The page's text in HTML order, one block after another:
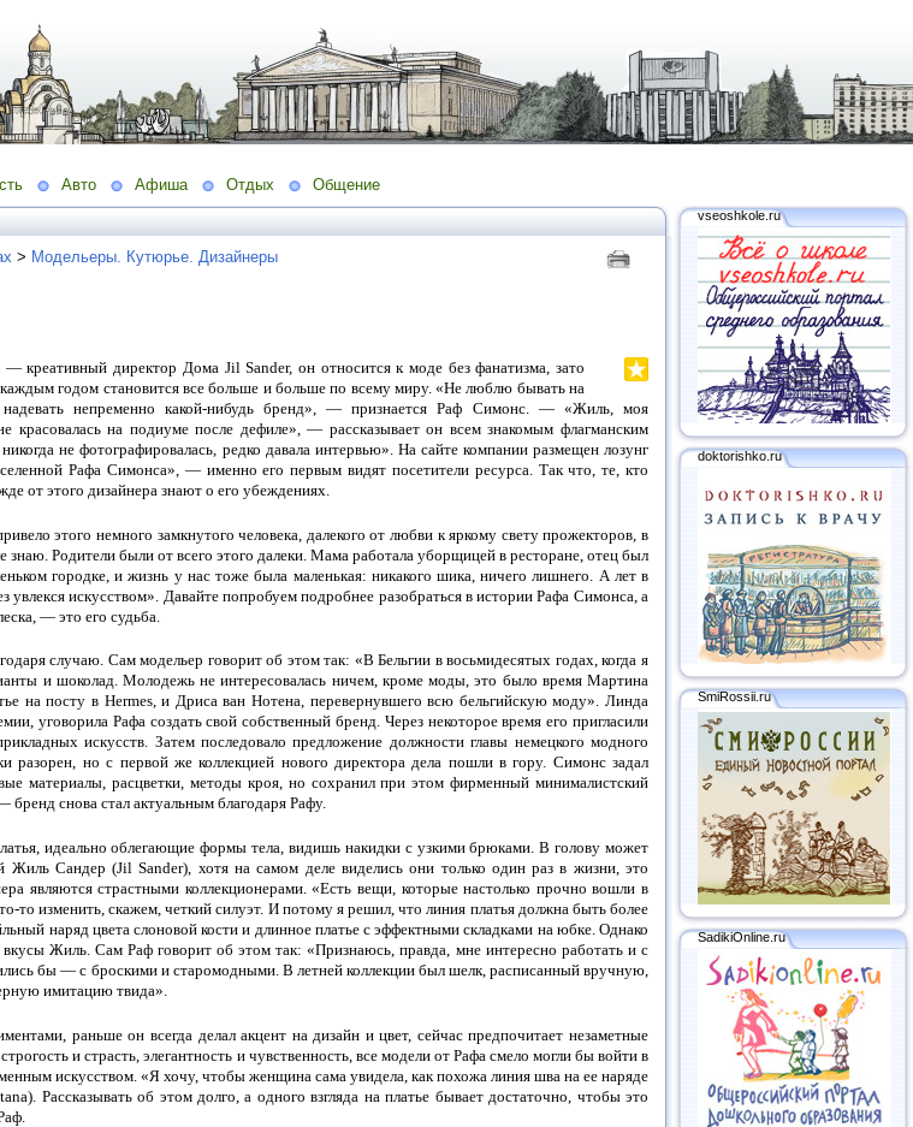
Авто Афиша Отдых Общение
> Модельеры. Кутюрье. Дизайнеры
креативный директор Дома Jil Sander, он относится к моде без фанатизма, зато
каждым годом становится все больше и больше по всему миру. «Не люблю бывать на
непременно какой-нибудь бренд», — признается Раф Симонс. — «Жиль, моя
красовалась на подиуме после дефиле», — рассказывает он всем знакомым флагманским
не фотографировалась, редко давала интервью». На сайте компании размещен лозунг
Рафа Симонса», — именно его первым видят посетители ресурса. Так что, те, кто
от этого дизайнера знают о его убеждениях.
этого немного замкнутого человека, далекого от любви к яркому свету прожекторов, в
Родители были от всего этого далеки. Мама работала уборщицей в ресторане, отец был
городке, и жизнь у нас тоже была маленькая: никакого шика, ничего лишнего. А лет в
увлекся искусством». Давайте попробуем подробнее разобраться в истории Рафа Симонса, а
— это его судьба.
случаю. Сам модельер говорит об этом так: «В Бельгии в восьмидесятых годах, когда я
и шоколад. Молодежь не интересовалась ничем, кроме моды, это было время Мартина
на посту в Hermes, и Дриса ван Нотена, перевернувшего всю бельгийскую моду». Линда
уговорила Рафа создать свой собственный бренд. Через некоторое время его пригласили
искусств. Затем последовало предложение должности главы немецкого модного
но с первой же коллекцией нового директора дела пошли в гору. Симонс задал
материалы, расцветки, методы кроя, но сохранил при этом фирменный минималистский
бренд снова стал актуальным благодаря Рафу.
идеально облегающие формы тела, видишь накидки с узкими брюками. В голову может
Жиль Сандер (Jil Sander), хотя на самом деле виделись они только один раз в жизни, это
являются страстными коллекционерами. «Есть вещи, которые настолько прочно вошли в
то изменить, скажем, четкий силуэт. И потому я решил, что линия платья должна быть более
наряд цвета слоновой кости и длинное платье с эффектными складками на юбке. Однако
Жиль. Сам Раф говорит об этом так: «Признаюсь, правда, мне интересно работать и с
бы — с броскими и старомодными. В летней коллекции был шелк, расписанный вручную,
имитацию твида».
раньше он всегда делал акцент на дизайн и цвет, сейчас предпочитает незаметные
и страсть, элегантность и чувственность, все модели от Рафа смело могли бы войти в
искусством. «Я хочу, чтобы женщина сама увидела, как похожа линия шва на ее наряде
Рассказывать об этом долго, а одного взгляда на платье бывает достаточно, чтобы это
vseoshkole.ru
doktorishko.ru
SmiRossii.ru
SadikiOnline.ru